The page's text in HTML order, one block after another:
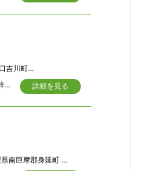
川町殿畑
三木市の希少な古い造りのよく残る草葺き古民家、座敷付納屋、蔵もあり。三木市の幹線道路沿いに有り便利。
詳細を見る
巨摩郡身延町 手打沢1404